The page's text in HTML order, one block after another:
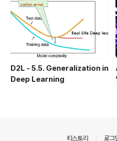
D2L - 5.5. Generalization in
Deep Learning
티스토리 로그